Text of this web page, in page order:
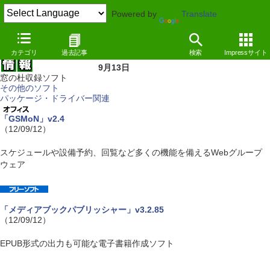
Powered by Translate
カテゴリ 過去記事 検索 Impressサイト
9月13日
窓の杜収録ソフト
その他のソフト
パッケージ・ドライバー関連
「GSMoN」v2.4
（12/09/12）
スケジュールや設備予約、回覧など多くの機能を備えるWebグループ
ウェア
「メディアブックパブリッシャー」v3.2.85
（12/09/12）
EPUB形式の出力も可能な電子書籍作成ソフト